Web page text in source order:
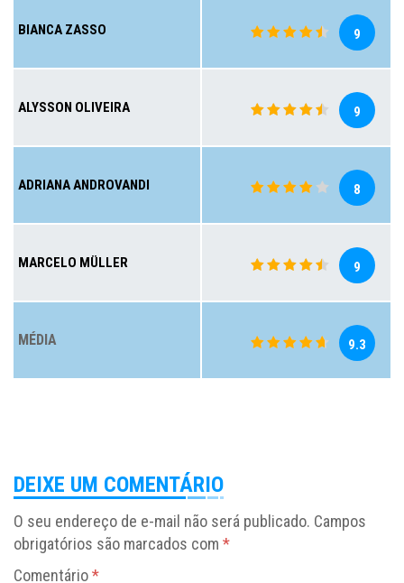
BIANCA ZASSO 9
ALYSSON OLIVEIRA 9
ADRIANA ANDROVANDI 8
MARCELO MÜLLER 9
MÉDIA 9.3
DEIXE UM COMENTÁRIO
O seu endereço de e-mail não será publicado. Campos
obrigatórios são marcados com *
Comentário*